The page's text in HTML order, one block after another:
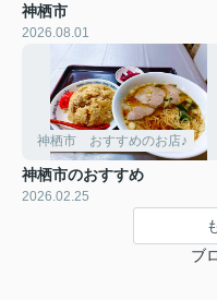
神栖市
2026.08.01
神栖市 おすすめのお店♪
神栖市のおすすめ
2026.02.25
ブ